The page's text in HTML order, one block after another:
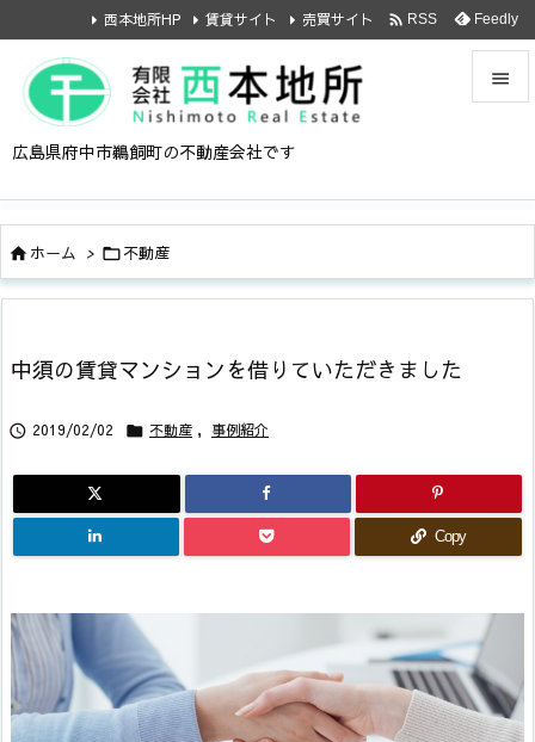
広島県府中市鵜飼町の不動産会社です


サイド
前へ
西本地所HP 賃貸サイト 売買サイト  RSS Feedly
ホーム > 不動産
中須の賃貸マンションを借りていただきました
 2019/02/02  不動産 , 事例紹介
Copy